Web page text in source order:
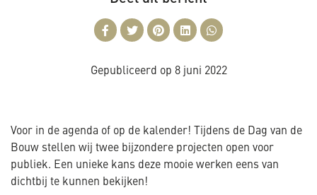
Gepubliceerd op 8 juni 2022
Voor in de agenda of op de kalender! Tijdens de Dag van de
Bouw stellen wij twee bijzondere projecten open voor
publiek. Een unieke kans deze mooie werken eens van
dichtbij te kunnen bekijken!